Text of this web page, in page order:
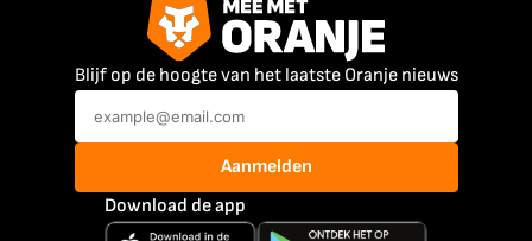
Blijf op de hoogte van het laatste Oranje nieuws
Aanmelden
Download de app